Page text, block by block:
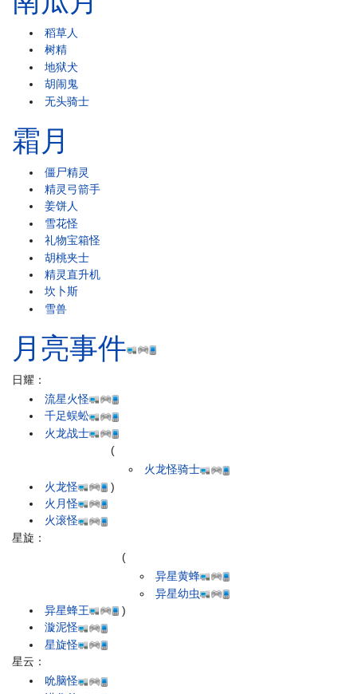
稻草人
树精
地狱犬
胡闹鬼
无头骑士
霜月
僵尸精灵
精灵弓箭手
姜饼人
雪花怪
礼物宝箱怪
胡桃夹士
精灵直升机
坎卜斯
雪兽
月亮事件
日耀：
流星火怪
千足蜈蚣
火龙战士
火龙怪
(
火龙怪骑士
)
火月怪
火滚怪
星旋：
异星蜂王
(
异星黄蜂
异星幼虫
)
漩泥怪
星旋怪
星云：
吮脑怪